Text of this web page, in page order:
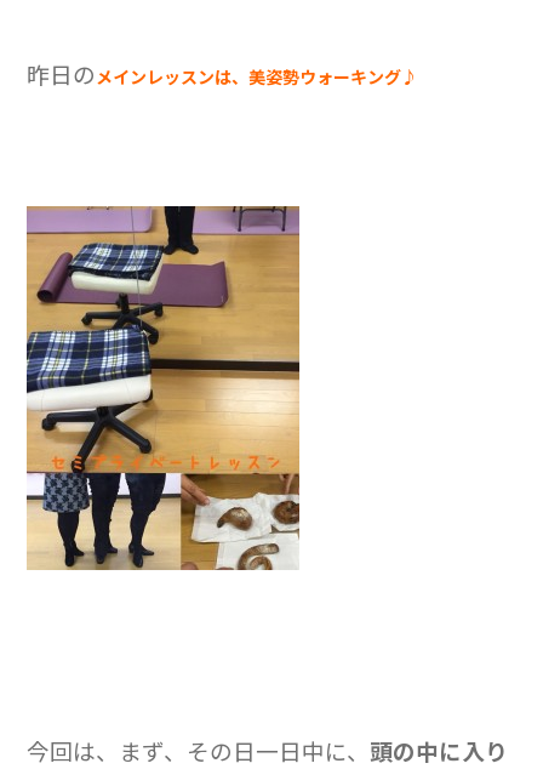
昨日のメインレッスンは、美姿勢ウォーキング♪
今回は、まず、その日一日中に、 頭の中に入り